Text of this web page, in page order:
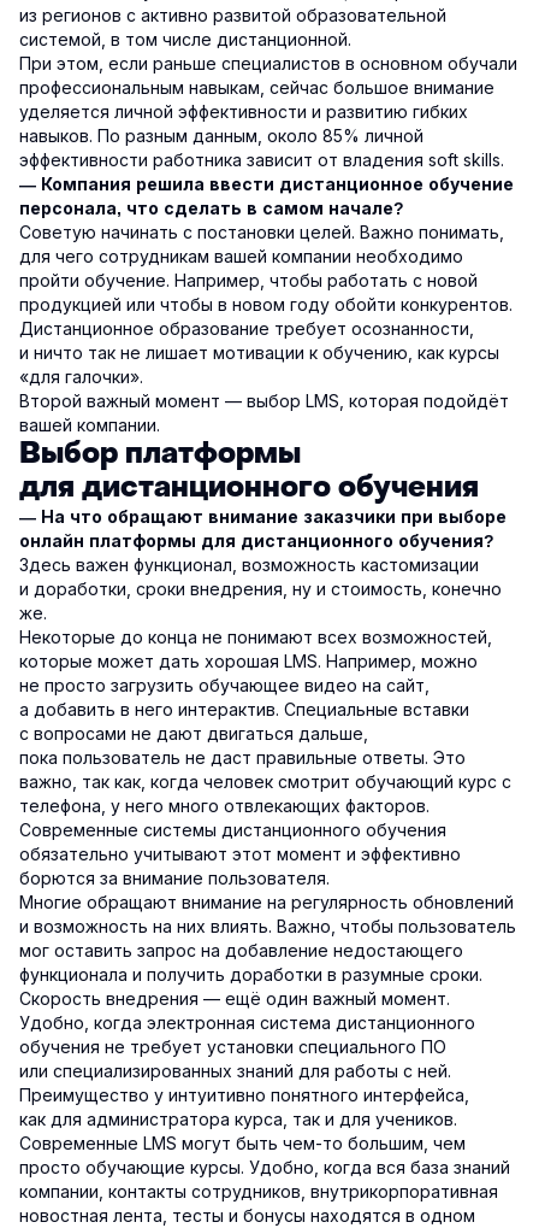
из регионов с активно развитой образовательной
системой, в том числе дистанционной.
При этом, если раньше специалистов в основном обучали
профессиональным навыкам, сейчас большое внимание
уделяется личной эффективности и развитию гибких
навыков. По разным данным, около 85% личной
эффективности работника зависит от владения soft skills.
— Компания решила ввести дистанционное обучение
персонала, что сделать в самом начале?
Советую начинать с постановки целей. Важно понимать,
для чего сотрудникам вашей компании необходимо
пройти обучение. Например, чтобы работать с новой
продукцией или чтобы в новом году обойти конкурентов.
Дистанционное образование требует осознанности,
и ничто так не лишает мотивации к обучению, как курсы
«для галочки».
Второй важный момент — выбор LMS, которая подойдёт
вашей компании.
Выбор платформы
для дистанционного обучения
— На что обращают внимание заказчики при выборе
онлайн платформы для дистанционного обучения?
Здесь важен функционал, возможность кастомизации
и доработки, сроки внедрения, ну и стоимость, конечно
же.
Некоторые до конца не понимают всех возможностей,
которые может дать хорошая LMS. Например, можно
не просто загрузить обучающее видео на сайт,
а добавить в него интерактив. Специальные вставки
с вопросами не дают двигаться дальше,
пока пользователь не даст правильные ответы. Это
важно, так как, когда человек смотрит обучающий курс с
телефона, у него много отвлекающих факторов.
Современные системы дистанционного обучения
обязательно учитывают этот момент и эффективно
борются за внимание пользователя.
Многие обращают внимание на регулярность обновлений
и возможность на них влиять. Важно, чтобы пользователь
мог оставить запрос на добавление недостающего
функционала и получить доработки в разумные сроки.
Скорость внедрения — ещё один важный момент.
Удобно, когда электронная система дистанционного
обучения не требует установки специального ПО
или специализированных знаний для работы с ней.
Преимущество у интуитивно понятного интерфейса,
как для администратора курса, так и для учеников.
Современные LMS могут быть чем-то большим, чем
просто обучающие курсы. Удобно, когда вся база знаний
компании, контакты сотрудников, внутрикорпоративная
новостная лента, тесты и бонусы находятся в одном